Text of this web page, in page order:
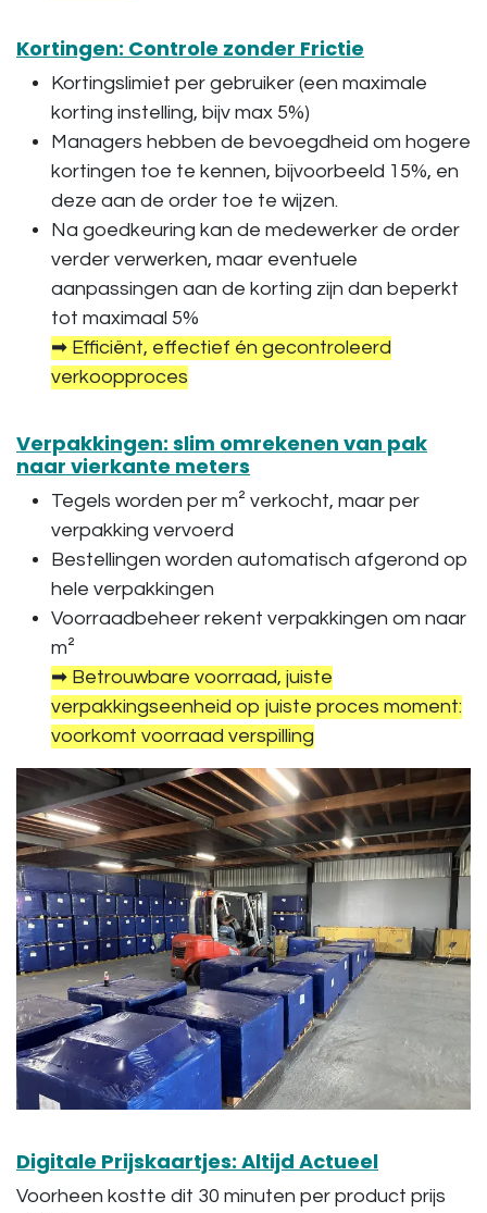
Kortingen: Controle zonder Frictie
Kortingslimiet per gebruiker (een maximale
korting instelling, bijv max 5%)
Managers hebben de bevoegdheid om hogere
kortingen toe te kennen, bijvoorbeeld 15%, en
deze aan de order toe te wijzen.
Na goedkeuring kan de medewerker de order
verder verwerken, maar eventuele
aanpassingen aan de korting zijn dan beperkt
tot maximaal 5%
➡ Efficiënt, effectief én gecontroleerd
verkoopproces
Verpakkingen: slim omrekenen van pak
naar vierkante meters
Tegels worden per m² verkocht, maar per
verpakking vervoerd
Bestellingen worden automatisch afgerond op
hele verpakkingen
Voorraadbeheer rekent verpakkingen om naar
m²
➡ Betrouwbare voorraad, juiste
verpakkingseenheid op juiste proces moment:
voorkomt voorraad verspilling
Digitale Prijskaartjes: Altijd Actueel
Voorheen kostte dit 30 minuten per product prijs